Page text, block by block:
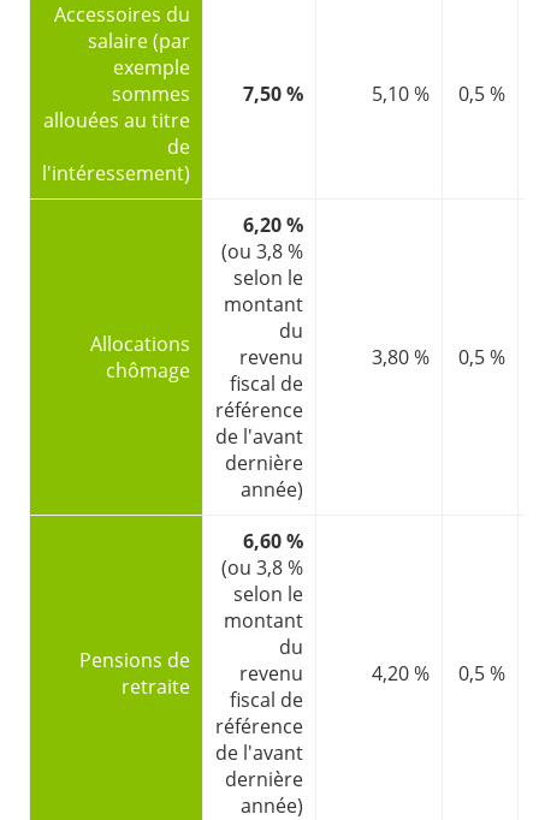
Accessoires du
salaire (par
exemple
sommes
allouées au titre
de
l'intéressement)
7,50 % 5,10 % 0,5 %
Allocations
chômage
6,20 %
(ou 3,8 %
selon le
montant
du
revenu
fiscal de
référence
de l'avant
dernière
année)
3,80 % 0,5 %
Pensions de
retraite
6,60 %
(ou 3,8 %
selon le
montant
du
revenu
fiscal de
référence
de l'avant
dernière
année)
4,20 % 0,5 %